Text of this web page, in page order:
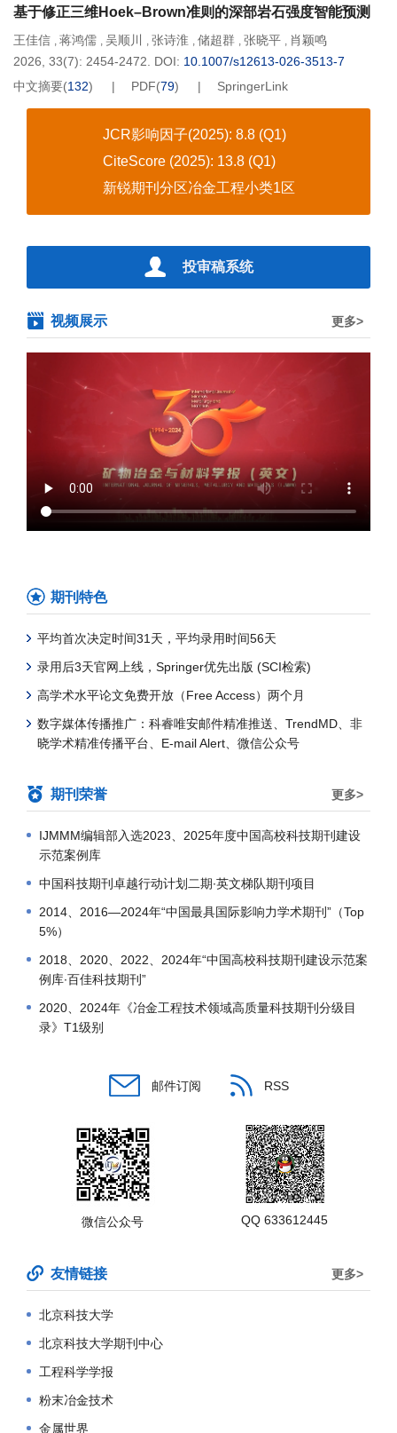
基于修正三维Hoek–Brown准则的深部岩石强度智能预测
王佳信 , 蒋鸿儒 , 吴顺川 , 张诗淮 , 储超群 , 张晓平 , 肖颖鸣
2026, 33(7): 2454-2472. DOI: 10.1007/s12613-026-3513-7
中文摘要(132) PDF(79) SpringerLink
JCR影响因子(2025): 8.8 (Q1)
CiteScore (2025): 13.8 (Q1)
新锐期刊分区冶金工程小类1区
投审稿系统
视频展示 更多>
期刊特色
平均首次决定时间31天，平均录用时间56天
录用后3天官网上线，Springer优先出版 (SCI检索)
高学术水平论文免费开放（Free Access）两个月
数字媒体传播推广：科睿唯安邮件精准推送、TrendMD、非
晓学术精准传播平台、E-mail Alert、微信公众号
期刊荣誉 更多>
IJMMM编辑部入选2023、2025年度中国高校科技期刊建设
示范案例库
中国科技期刊卓越行动计划二期∙英文梯队期刊项目
2014、2016—2024年“中国最具国际影响力学术期刊”（Top
5%）
2018、2020、2022、2024年“中国高校科技期刊建设示范案
例库∙百佳科技期刊”
2020、2024年《冶金工程技术领域高质量科技期刊分级目
录》T1级别
邮件订阅 RSS
微信公众号 QQ 633612445
友情链接 更多>
北京科技大学
北京科技大学期刊中心
工程科学学报
粉末冶金技术
金属世界